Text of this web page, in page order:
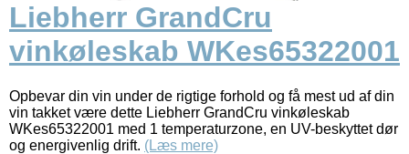
Liebherr GrandCru
vinkøleskab WKes65322001
Opbevar din vin under de rigtige forhold og få mest ud af din
vin takket være dette Liebherr GrandCru vinkøleskab
WKes65322001 med 1 temperaturzone, en UV-beskyttet dør
og energivenlig drift. (Læs mere)